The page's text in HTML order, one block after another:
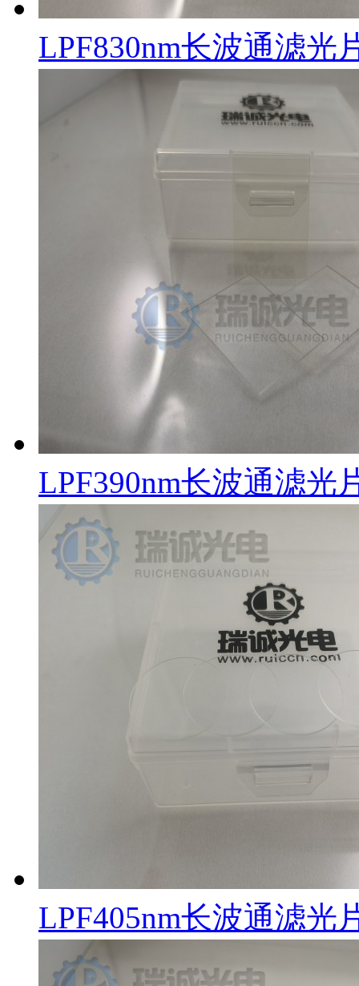
LPF830nm长波通滤光
LPF390nm长波通滤光
LPF405nm长波通滤光